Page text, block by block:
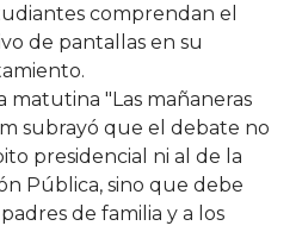
comprendan el
de pantallas en su
"Las mañaneras
subrayó que el debate no
presidencial ni al de la
Pública, sino que debe
de familia y a los